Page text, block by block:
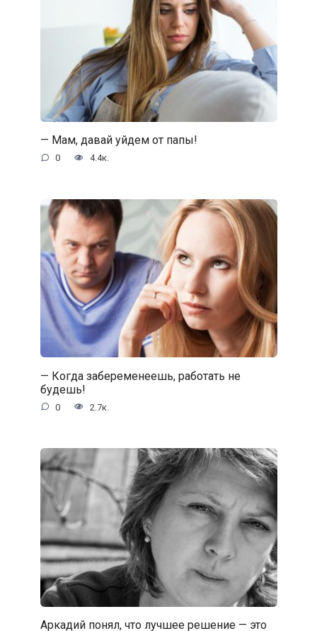
— Мам, давай уйдем от папы!
0 4.4к.
— Когда забеременеешь, работать не
будешь!
0 2.7к.
Аркадий понял, что лучшее решение — это